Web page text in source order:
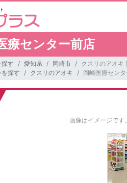
療センター前店
す 愛知県 岡崎市
クスリのアオキ
探す クスリのアオキ 岡崎医療セン
画像はイメージです。